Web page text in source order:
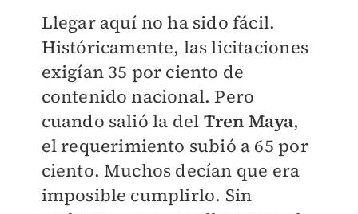
Llegar aquí no ha sido fácil.
Históricamente, las licitaciones
exigían 35 por ciento de
contenido nacional. Pero
cuando salió la del Tren Maya,
el requerimiento subió a 65 por
ciento. Muchos decían que era
imposible cumplirlo. Sin